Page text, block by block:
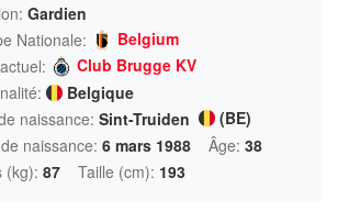
Gardien
Nationale:
Belgium
Club Brugge KV
Belgique
naissance: Sint-Truiden
(BE)
naissance: 6 mars 1988 Âge: 38
(kg): 87 Taille (cm): 193